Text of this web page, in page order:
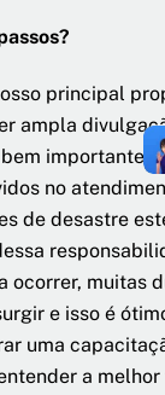
principal
ampla
importante
no
de desastre
ocorrer, muitas
e isso é
uma
a